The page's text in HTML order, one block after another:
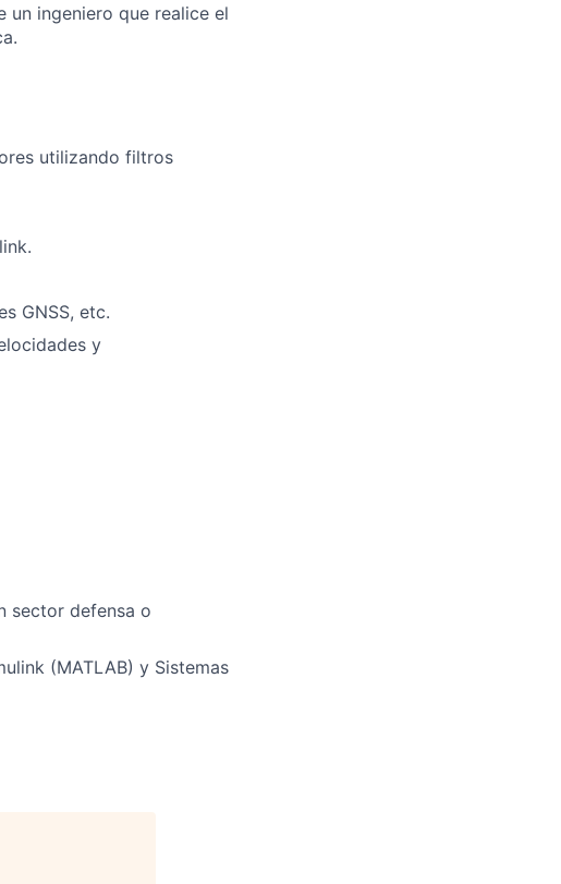
un ingeniero que realice el
utilizando filtros
GNSS, etc.
y
sector defensa o
(MATLAB) y Sistemas